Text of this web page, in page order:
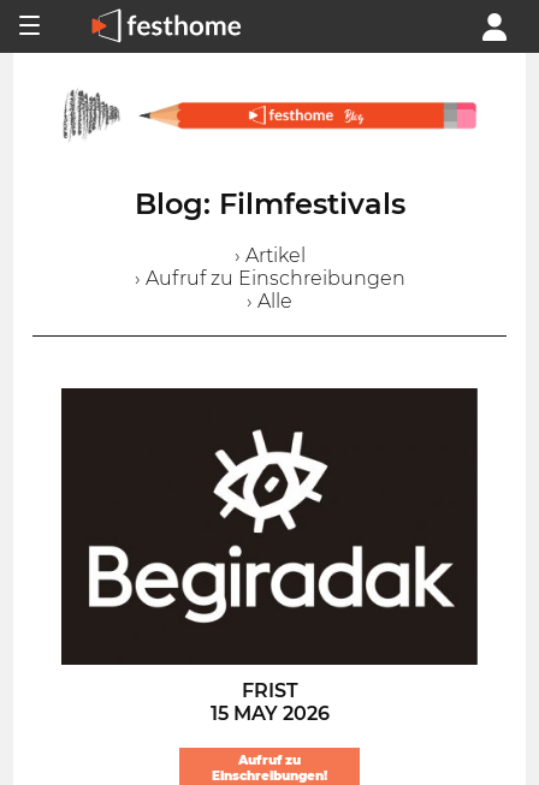
Blog: Filmfestivals
› Artikel
› Aufruf zu Einschreibungen
› Alle
FRIST
15 MAY 2026
Aufruf zu
Einschreibungen!